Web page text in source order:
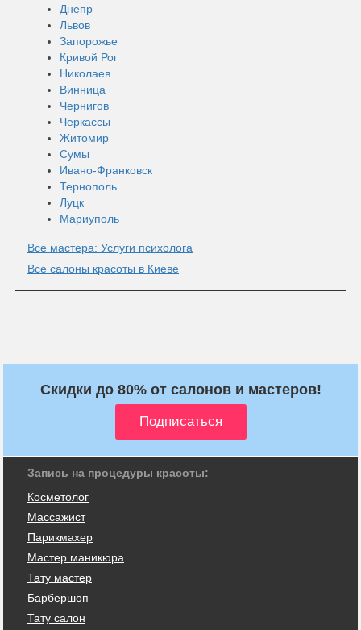
Днепр
Львов
Запорожье
Кривой Рог
Николаев
Винница
Чернигов
Черкассы
Житомир
Сумы
Ивано-Франковск
Тернополь
Луцк
Мариуполь
Все мастера: Услуги психолога
Все салоны красоты в Киеве
Скидки до 80% от салонов и мастеров!
Запись на процедуры красоты:
Косметолог
Массажист
Парикмахер
Мастер маникюра
Тату мастер
Барбершоп
Тату салон